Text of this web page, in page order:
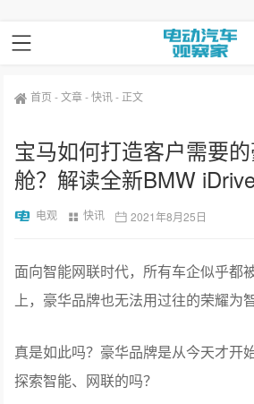
首页 -文章-快讯- 正文
宝马如何打造客户需要
舱？解读全新BMW
电观 快讯 2021年8月25日
面向智能网联时代，所有车企似乎都
上，豪华品牌也无法用过往的荣耀为
真是如此吗？豪华品牌是从今天才开
探索智能、网联的吗？